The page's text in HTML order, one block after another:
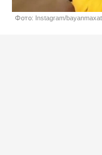
Фото: Instagram/